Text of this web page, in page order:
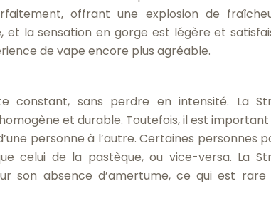
offrant une explosion de
la sensation en gorge est légère et
de vape encore plus agréable.
constant, sans perdre en intensité. La
et durable. Toutefois, il est
personne à l’autre. Certaines personnes
celui de la pastèque, ou vice-versa. La
son absence d’amertume, ce qui est rare